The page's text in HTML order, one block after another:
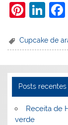
Pi
er
st
Li
k
dI
n o
Cupcake de
Posts recentes
Receita de
verde